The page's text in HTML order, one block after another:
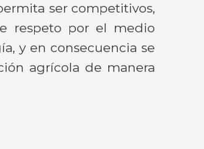
ser competitivos,
respeto por el medio
y en consecuencia se
agrícola de manera